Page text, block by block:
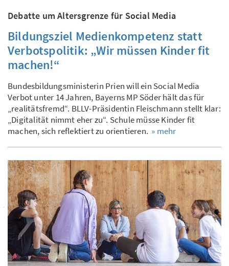
Debatte um Altersgrenze für Social Media
Bildungsziel Medienkompetenz statt
Verbotspolitik: „Wir müssen Kinder fit
machen!“
Bundesbildungsministerin Prien will ein Social Media
Verbot unter 14 Jahren, Bayerns MP Söder hält das für
„realitätsfremd“. BLLV-Präsidentin Fleischmann stellt klar:
„Digitalität nimmt eher zu“. Schule müsse Kinder fit
machen, sich reflektiert zu orientieren. » mehr